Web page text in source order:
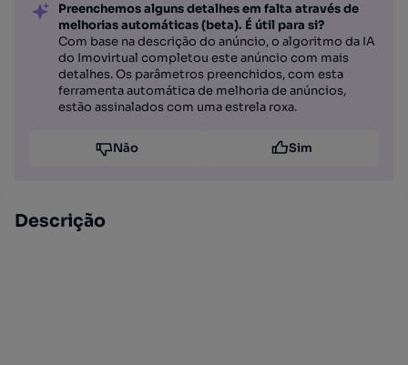
Preenchemos alguns detalhes em falta através de
melhorias automáticas (beta). É útil para si?
Com base na descrição do anúncio, o algoritmo da IA
do Imovirtual completou este anúncio com mais
detalhes. Os parâmetros preenchidos, com esta
ferramenta automática de melhoria de anúncios,
estão assinalados com uma estrela roxa.
Não Sim
Descrição